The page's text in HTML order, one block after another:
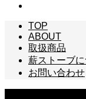
TOP
ABOUT
取扱商品
薪ストーブ
お問い合わせ